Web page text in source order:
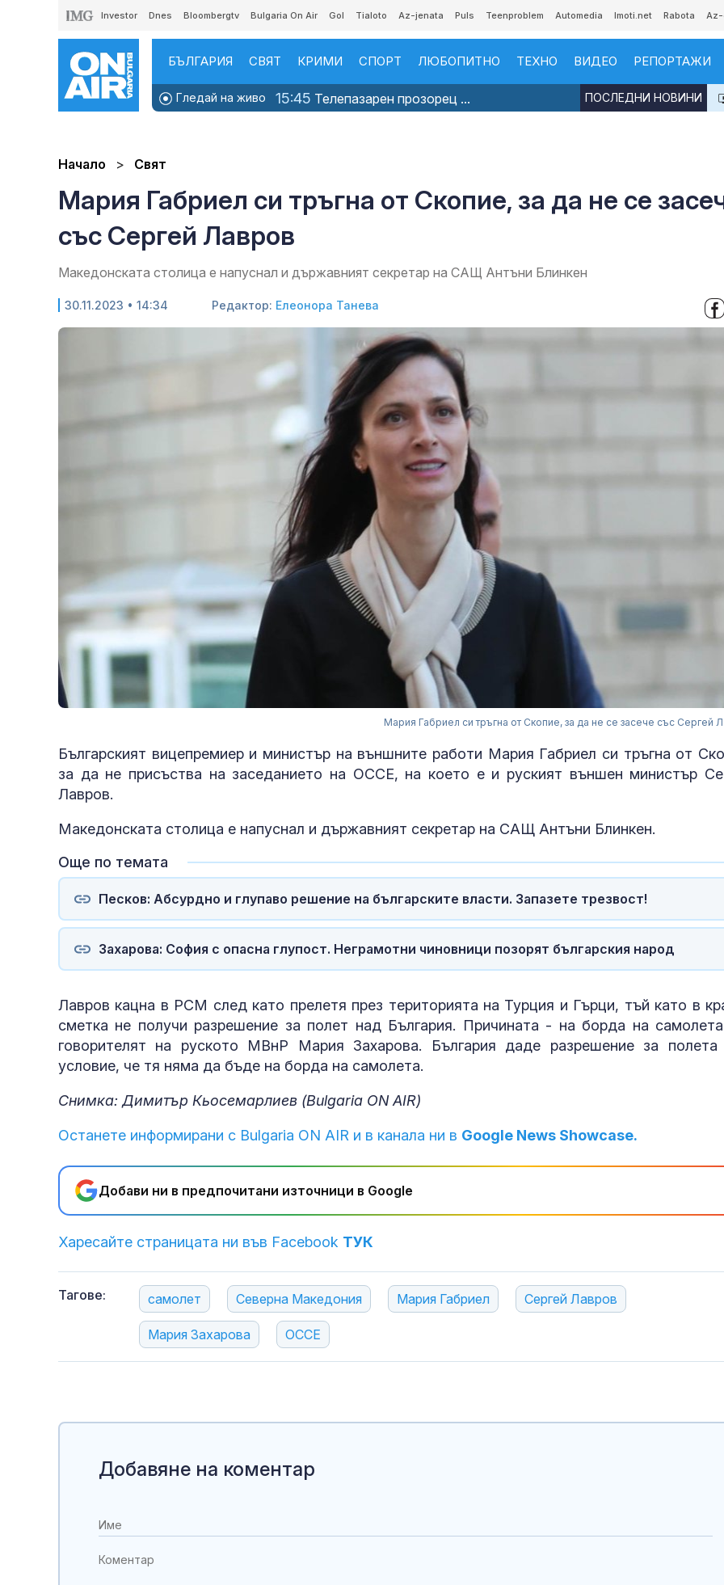
Investor Dnes Bloombergtv Bulgaria On Air Gol Tialoto Az-jenata Puls Teenproblem Automedia Imoti.net Rabota
БЪЛГАРИЯ СВЯТ КРИМИ СПОРТ ЛЮБОПИТНО ТЕХНО ВИДЕО РЕПОРТАЖИ
Гледай на живо 15:45 Телепазарен прозорец ... ПОСЛЕДНИ НОВИНИ
Начало Свят
Мария Габриел си тръгна от Скопие, за да не се
със Сергей Лавров
Македонската столица е напуснал и държавният секретар на САЩ Антъни Блинкен
30.11.2023 • 14:34 Редактор: Елеонора Танева
Мария Габриел си тръгна от Скопие, за да не се засече със Сергей
Българският вицепремиер и министър на външните работи Мария Габриел си тръгна от
за да не присъства на заседанието на ОССЕ, на което е и руският външен министър
Лавров.
Македонската столица е напуснал и държавният секретар на САЩ Антъни Блинкен.
Още по темата
Песков: Абсурдно и глупаво решение на българските власти. Запазете трезвост!
Захарова: София с опасна глупост. Неграмотни чиновници позорят българския народ
Лавров кацна в РСМ след като прелетя през територията на Турция и Гърци, тъй като в
сметка не получи разрешение за полет над България. Причината - на борда на
говорителят на руското МВнР Мария Захарова. България даде разрешение за
условие, че тя няма да бъде на борда на самолета.
Снимка: Димитър Кьосемарлиев (Bulgaria ON AIR)
Останете информирани с Bulgaria ON AIR и в канала ни в Google News Showcase.
Добави ни в предпочитани източници в Google
Харесайте страницата ни във Facebook ТУК
Тагове: самолет Северна Македония Мария Габриел Сергей Лавров
Мария Захарова ОССЕ
Дрогиран
полицаи
руската
Добавяне на коментар